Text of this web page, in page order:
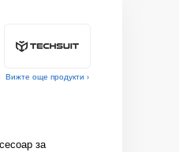
Вижте още продукти ›
за